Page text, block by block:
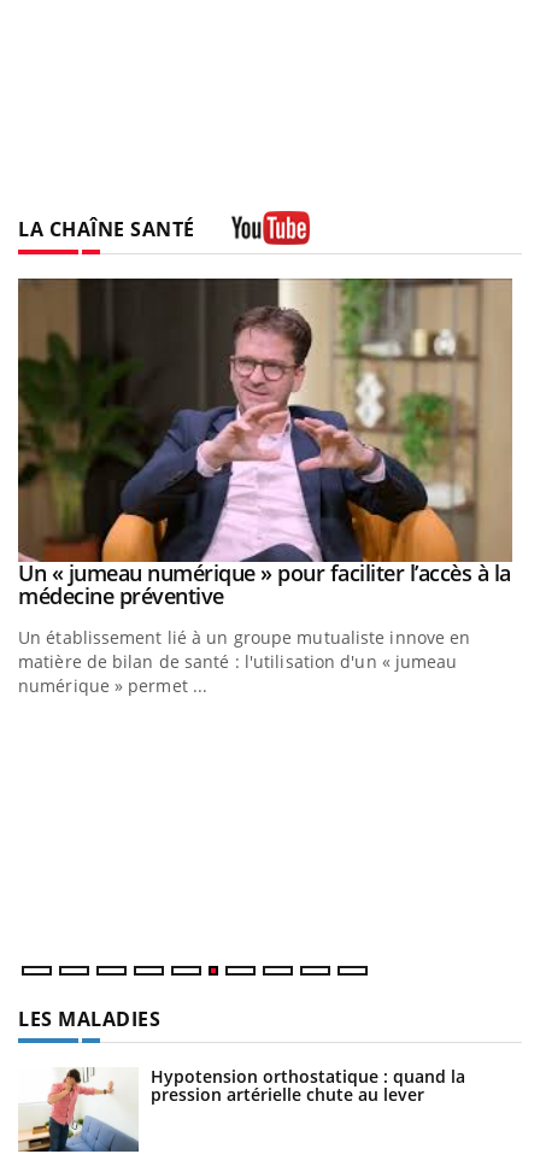
LA CHAÎNE SANTÉ
Youtube
Un « jumeau numérique » pour faciliter l’accès à la
médecine préventiveYoutube
Un établissement lié à un groupe mutualiste innove en
matière de bilan de santé : l'utilisation d'un « jumeau
numérique » permet ...
LES MALADIES
Hypotension orthostatique : quand la
pression artérielle chute au lever